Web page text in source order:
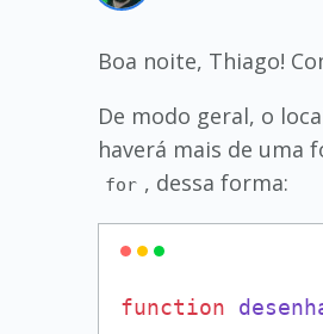
Boa noite, Thiago!
De modo geral, o
haverá mais de uma
for , dessa forma:
function